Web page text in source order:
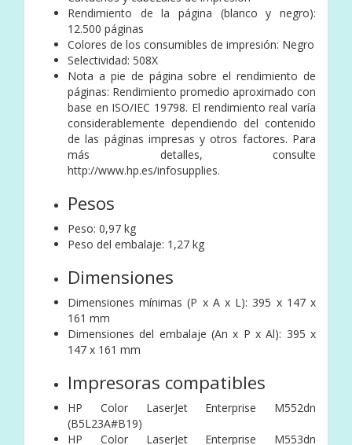
Rendimiento de la página (blanco y negro):
12.500 páginas
Colores de los consumibles de impresión: Negro
Selectividad: 508X
Nota a pie de página sobre el rendimiento de
páginas: Rendimiento promedio aproximado con
base en ISO/IEC 19798. El rendimiento real varía
considerablemente dependiendo del contenido
de las páginas impresas y otros factores. Para
más detalles, consulte
http://www.hp.es/infosupplies.
Pesos
Peso: 0,97 kg
Peso del embalaje: 1,27 kg
Dimensiones
Dimensiones mínimas (P x A x L): 395 x 147 x
161 mm
Dimensiones del embalaje (An x P x Al): 395 x
147 x 161 mm
Impresoras compatibles
HP Color LaserJet Enterprise M552dn
(B5L23A#B19)
HP Color LaserJet Enterprise M553dn